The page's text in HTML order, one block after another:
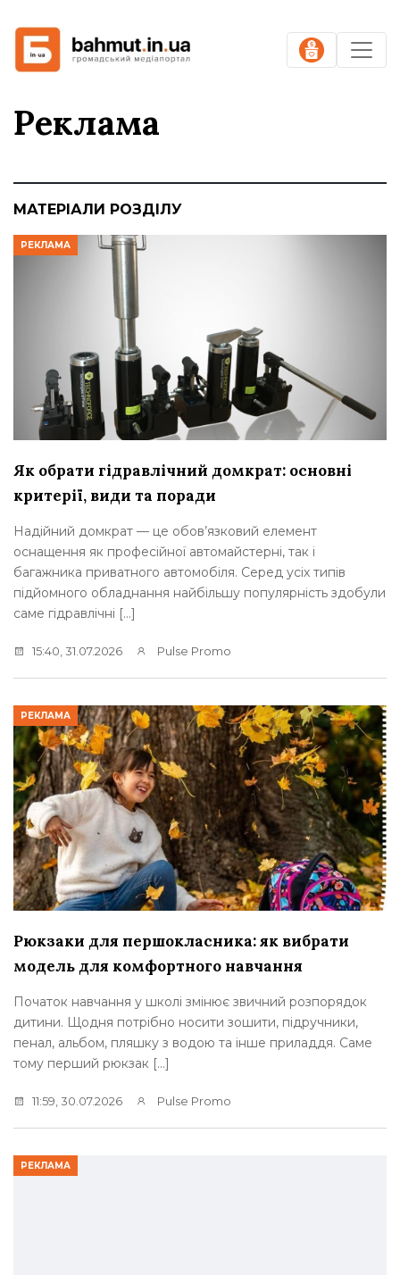
Реклама
МАТЕРІАЛИ РОЗДІЛУ
РЕКЛАМА
Як обрати гідравлічний домкрат: основні
критерії, види та поради
Надійний домкрат — це обов’язковий елемент
оснащення як професійної автомайстерні, так і
багажника приватного автомобіля. Серед усіх типів
підйомного обладнання найбільшу популярність здобули
саме гідравлічні […]
15:40, 31.07.2026 Pulse Promo
РЕКЛАМА
Рюкзаки для першокласника: як вибрати
модель для комфортного навчання
Початок навчання у школі змінює звичний розпорядок
дитини. Щодня потрібно носити зошити, підручники,
пенал, альбом, пляшку з водою та інше приладдя. Саме
тому перший рюкзак […]
11:59, 30.07.2026 Pulse Promo
РЕКЛАМА